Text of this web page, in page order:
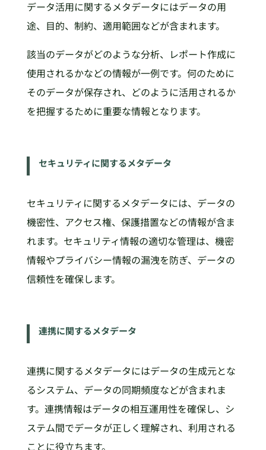
データ活用に関するメタデータにはデータの用
途、目的、制約、適用範囲などが含まれます。
該当のデータがどのような分析、レポート作成に
使用されるかなどの情報が一例です。何のために
そのデータが保存され、どのように活用されるか
を把握するために重要な情報となります。
セキュリティに関するメタデータ
セキュリティに関するメタデータには、データの
機密性、アクセス権、保護措置などの情報が含ま
れます。セキュリティ情報の適切な管理は、機密
情報やプライバシー情報の漏洩を防ぎ、データの
信頼性を確保します。
連携に関するメタデータ
連携に関するメタデータにはデータの生成元とな
るシステム、データの同期頻度などが含まれま
す。連携情報はデータの相互運用性を確保し、シ
ステム間でデータが正しく理解され、利用される
ことに役立ちます。